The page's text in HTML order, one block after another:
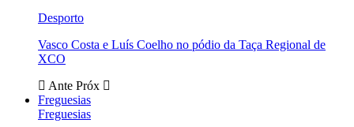
Desporto
Vasco Costa e Luís Coelho no pódio da Taça Regional de
XCO
Ante Próx
Freguesias
Freguesias